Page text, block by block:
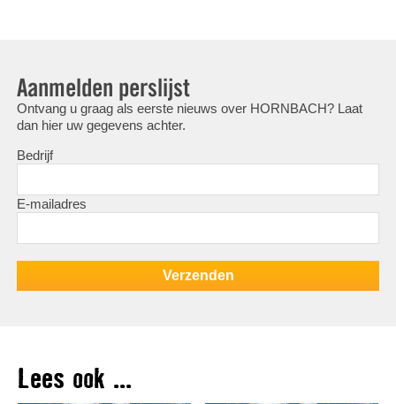
Aanmelden perslijst
Ontvang u graag als eerste nieuws over HORNBACH? Laat
dan hier uw gegevens achter.
Bedrijf
E-mailadres
Lees ook ...